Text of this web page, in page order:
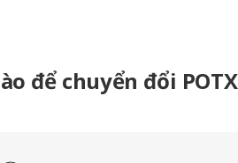
để chuyển đổi